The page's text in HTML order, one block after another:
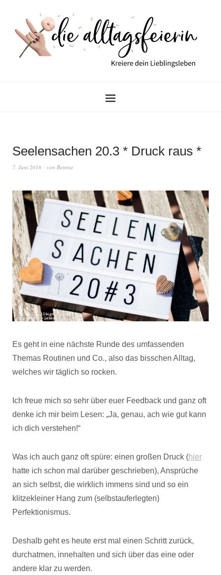
Seelensachen 20.3 * Druck raus *
7. Juni 2018 von Bettina
Es geht in eine nächste Runde des umfassenden
Themas Routinen und Co., also das bisschen Alltag,
welches wir täglich so rocken.
Ich freue mich so sehr über euer Feedback und ganz oft
denke ich mir beim Lesen: „Ja, genau, ach wie gut kann
ich dich verstehen!“
Was ich auch ganz oft spüre: einen großen Druck (hier
hatte ich schon mal darüber geschrieben), Ansprüche
an sich selbst, die wirklich immens sind und so ein
klitzekleiner Hang zum (selbstauferlegten)
Perfektionismus.
Deshalb geht es heute erst mal einen Schritt zurück,
durchatmen, innehalten und sich über das eine oder
andere klar zu werden.